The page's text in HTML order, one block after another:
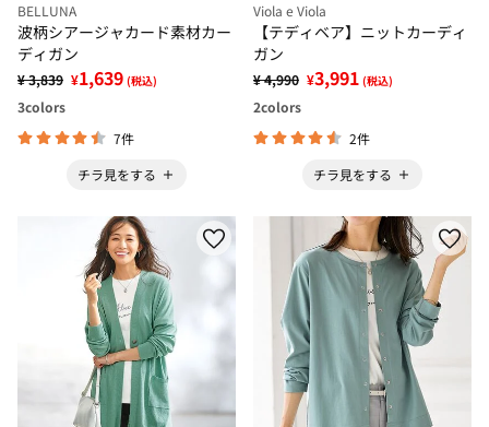
BELLUNA
波柄シアージャカード素材カー
ディガン
¥ 3,839 ¥1,639 (税込)
3colors
7件
チラ見をする
Viola e Viola
【テディベア】ニットカーディ
ガン
¥ 4,990 ¥3,991 (税込)
2colors
2件
チラ見をする